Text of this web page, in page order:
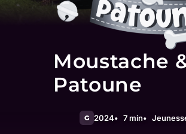
Moustache
Patoune
G 2024 7 min